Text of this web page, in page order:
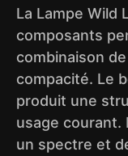
La Lampe Wild
composants
combinaison
compacité. Le
produit une
usage courant.
un spectre et